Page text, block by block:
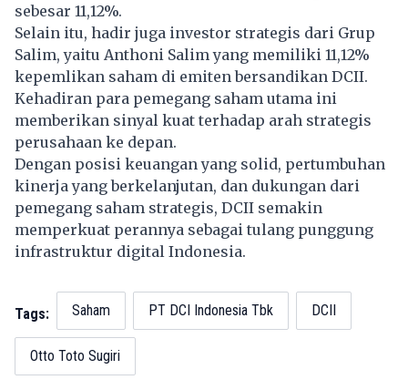
sebesar 11,12%.
Selain itu, hadir juga investor strategis dari Grup
Salim, yaitu Anthoni Salim yang memiliki 11,12%
kepemlikan saham di emiten bersandikan DCII.
Kehadiran para pemegang saham utama ini
memberikan sinyal kuat terhadap arah strategis
perusahaan ke depan.
Dengan posisi keuangan yang solid, pertumbuhan
kinerja yang berkelanjutan, dan dukungan dari
pemegang saham strategis, DCII semakin
memperkuat perannya sebagai tulang punggung
infrastruktur digital Indonesia.
Tags: Saham PT DCI Indonesia Tbk DCII
Otto Toto Sugiri